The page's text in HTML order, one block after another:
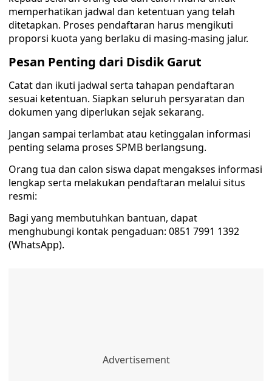
memperhatikan jadwal dan ketentuan yang telah
ditetapkan. Proses pendaftaran harus mengikuti
proporsi kuota yang berlaku di masing-masing jalur.
Pesan Penting dari Disdik Garut
Catat dan ikuti jadwal serta tahapan pendaftaran
sesuai ketentuan. Siapkan seluruh persyaratan dan
dokumen yang diperlukan sejak sekarang.
Jangan sampai terlambat atau ketinggalan informasi
penting selama proses SPMB berlangsung.
Orang tua dan calon siswa dapat mengakses informasi
lengkap serta melakukan pendaftaran melalui situs
resmi:
Bagi yang membutuhkan bantuan, dapat
menghubungi kontak pengaduan: 0851 7991 1392
(WhatsApp).